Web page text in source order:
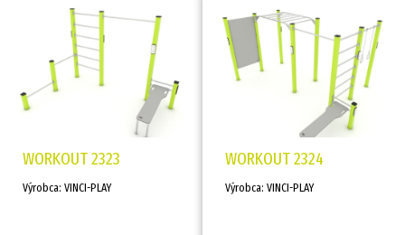
WORKOUT 2323
Výrobca: VINCI-PLAY
WORKOUT 2324
Výrobca: VINCI-PLAY